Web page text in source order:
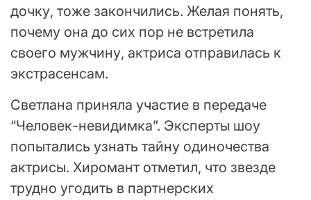
дочку, тоже закончились. Желая понять,
почему она до сих пор не встретила
своего мужчину, актриса отправилась к
экстрасенсам.
Светлана приняла участие в передаче
“Человек-невидимка”. Эксперты шоу
попытались узнать тайну одиночества
актрисы. Хиромант отметил, что звезде
трудно угодить в партнерских